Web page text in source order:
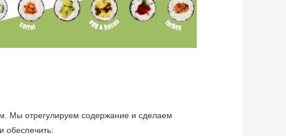
Мы отрегулируем содержание и сделаем
обеспечить: